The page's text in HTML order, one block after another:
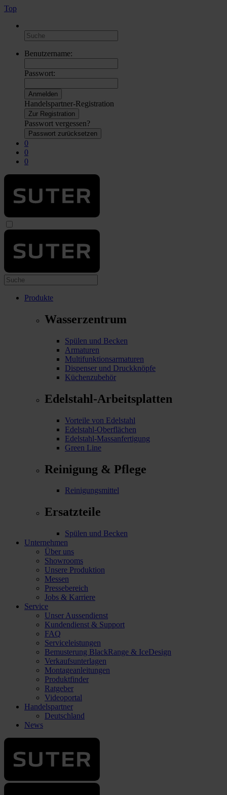
Top
Benutzername:
Passwort:
Handelspartner-Registration
Zur Registration
Passwort vergessen?
Passwort zurücksetzen
0
0
0
Produkte
Wasserzentrum
Spülen und Becken
Armaturen
Multifunktionsarmaturen
Dispenser und Druckknöpfe
Küchenzubehör
Edelstahl-Arbeitsplatten
Vorteile von Edelstahl
Edelstahl-Oberflächen
Edelstahl-Massanfertigung
Green Line
Reinigung & Pflege
Reinigungsmittel
Ersatzteile
Spülen und Becken
Unternehmen
Über uns
Showrooms
Unsere Produktion
Messen
Pressebereich
Jobs & Karriere
Service
Unser Aussendienst
Kundendienst & Support
FAQ
Serviceleistungen
Bemusterung BlackRange & IceDesign
Verkaufsunterlagen
Montageanleitungen
Produktfinder
Ratgeber
Videoportal
Handelspartner
Deutschland
News